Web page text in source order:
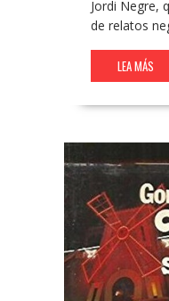
Jordi Negre,
de relatos
LEA MÁS